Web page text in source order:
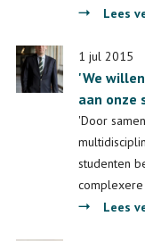
Lees
1 jul 2015
'We
aan onze
'Door
studenten
Lees